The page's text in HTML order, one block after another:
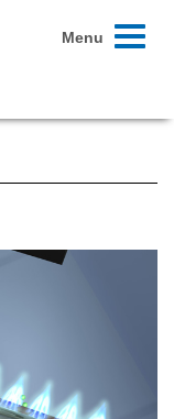
Toggle
Menu